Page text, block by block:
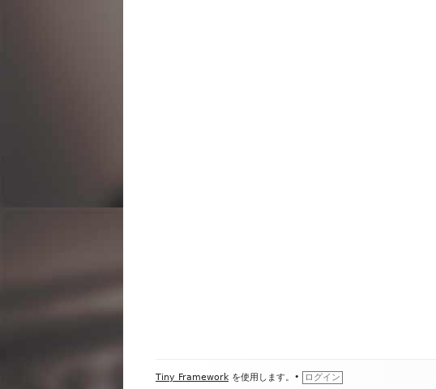
フ
Tiny Framework を使用します。 • ログイン